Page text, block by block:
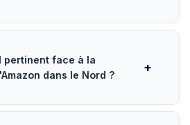
pertinent face à la
dans le Nord ?